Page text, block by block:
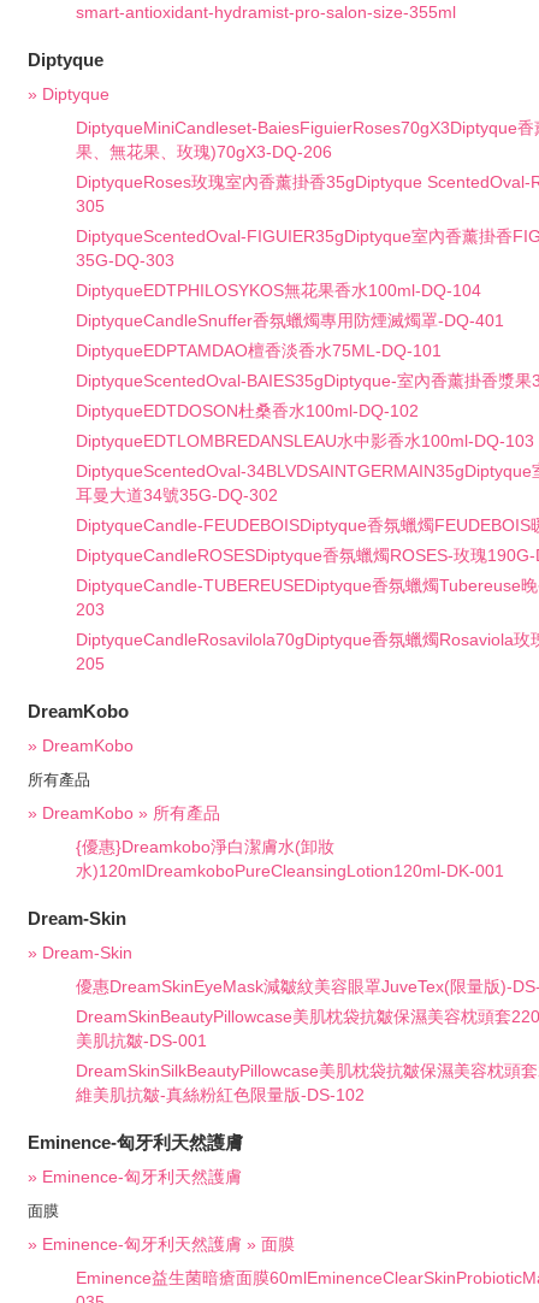
smart-antioxidant-hydramist-pro-salon-size-355ml
Diptyque
» Diptyque
DiptyqueMiniCandleset-BaiesFiguierRoses70gX3Diptyque
果、無花果、玫瑰)70gX3-DQ-206
DiptyqueRoses玫瑰室內香薰掛香35gDiptyque ScentedOval-
305
DiptyqueScentedOval-FIGUIER35gDiptyque室內香薰掛香
35G-DQ-303
DiptyqueEDTPHILOSYKOS無花果香水100ml-DQ-104
DiptyqueCandleSnuffer香氛蠟燭專用防煙滅燭罩-DQ-401
DiptyqueEDPTAMDAO檀香淡香水75ML-DQ-101
DiptyqueScentedOval-BAIES35gDiptyque-室內香薰掛香漿果
DiptyqueEDTDOSON杜桑香水100ml-DQ-102
DiptyqueEDTLOMBREDANSLEAU水中影香水100ml-DQ-103
DiptyqueScentedOval-34BLVDSAINTGERMAIN35gDiptyque
耳曼大道34號35G-DQ-302
DiptyqueCandle-FEUDEBOISDiptyque香氛蠟燭FEUDEBOIS
DiptyqueCandleROSESDiptyque香氛蠟燭ROSES-玫瑰
DiptyqueCandle-TUBEREUSEDiptyque香氛蠟燭Tubereuse
203
DiptyqueCandleRosavilola70gDiptyque香氛蠟燭Rosaviola玫
205
DreamKobo
» DreamKobo
所有產品
» DreamKobo » 所有產品
{優惠}Dreamkobo淨白潔膚水(卸妝
水)120mlDreamkoboPureCleansingLotion120ml-DK-001
Dream-Skin
» Dream-Skin
優惠DreamSkinEyeMask減皺紋美容眼罩JuveTex(限量版)-
DreamSkinBeautyPillowcase美肌枕袋抗皺保濕美容枕頭套
美肌抗皺-DS-001
DreamSkinSilkBeautyPillowcase美肌枕袋抗皺保濕美容枕頭
維美肌抗皺-真絲粉紅色限量版-DS-102
Eminence-匈牙利天然護膚
» Eminence-匈牙利天然護膚
面膜
» Eminence-匈牙利天然護膚 » 面膜
Eminence益生菌暗瘡面膜